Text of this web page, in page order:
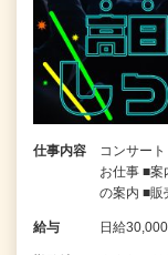
仕事内容
コンサー
お仕事 ■
の案内 ■
給与 日給